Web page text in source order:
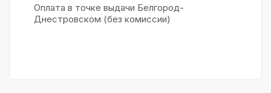
Оплата в точке выдачи Белгород-
Днестровском (без комиссии)